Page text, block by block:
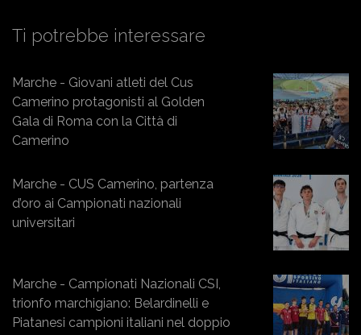
Ti potrebbe interessare
Marche - Giovani atleti del Cus
Camerino protagonisti al Golden
Gala di Roma con la Città di
Camerino
Marche - CUS Camerino, partenza
d’oro ai Campionati nazionali
universitari
Marche - Campionati Nazionali CSI,
trionfo marchigiano: Belardinelli e
Piatanesi campioni italiani nel doppio